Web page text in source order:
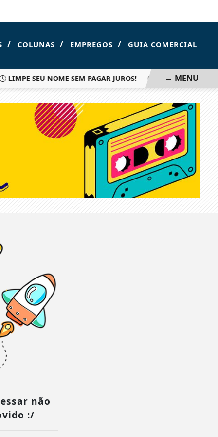
/ COLUNAS / EMPREGOS / GUIA COMERCIAL
LIMPE SEU NOME SEM PAGAR JUROS! SEMÁFOROS
MENU
não
:/